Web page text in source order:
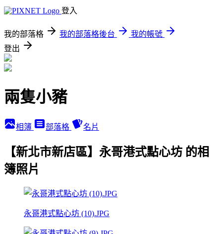
登入
我的部落格 我的部落格後台
我的帳號
登出
兩隻小豬
相簿 部落格 名片
【新北市新店區】永哥港式點心坊 的相
簿照片
永哥港式點心坊 (10).JPG